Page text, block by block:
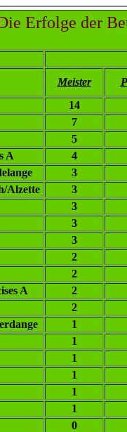
Erfolge der
Meister
14
7
5
A
4
3
Alzette
3
3
3
3
2
2
A
2
2
1
1
1
1
1
1
0